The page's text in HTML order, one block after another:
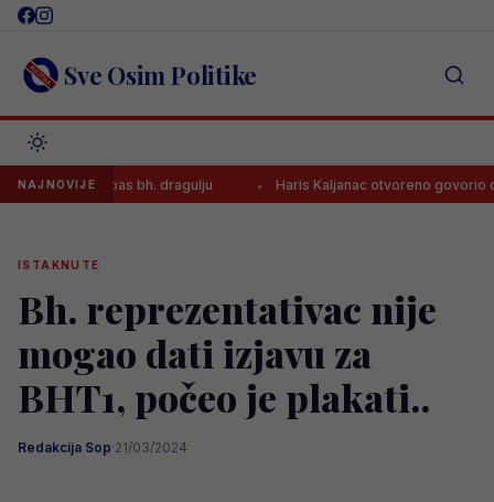
Skip
content Sve Osim Politike
NAJNOVIJE
spas bh. dragulju Haris Kaljanac otvoreno govorio o
ISTAKNUTE
Bh. reprezentativac nije
mogao dati izjavu za
BHT1, počeo je plakati..
Redakcija Sop·21/03/2024